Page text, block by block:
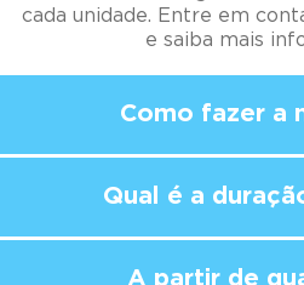
Qual é a
possível
estudar no
A aula no